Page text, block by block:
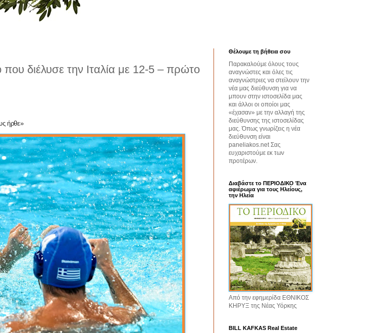
διέλυσε την Ιταλία με 12-5 – πρώτο
ήρθε»
Θέλουμε τη βήθεια σου
Παρακαλούμε όλους τους
αναγνώστες και όλες τις
αναγνώστριες να στείλουν την
νέα μας διεύθυνση για να
μπουν στην ιστοσελίδα μας
και άλλοι οι οποίοι μας
«έχασαν» με την αλλαγή της
διεύθυνσης της ιστοσελίδας
μας. Όπως γνωρίζεις η νέα
διεύθυνση είναι
paneliakos.net Σας
ευχαριστούμε εκ των
προτέρων.
Διαβάστε το ΠΕΡΙΟΔΙΚΟ Ένα
αφιέρωμα για τους Ηλείους,
την Ηλεία
Από την εφημερίδα ΕΘΝΙΚΟΣ
ΚΗΡΥΞ της Νέας Υόρκης
BILL KAFKAS Real Estate